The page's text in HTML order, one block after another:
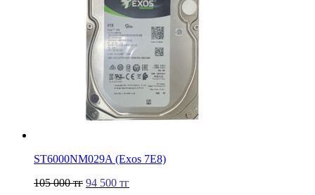
ST6000NM029A (Exos 7E8)
105 000тг 94 500 тг